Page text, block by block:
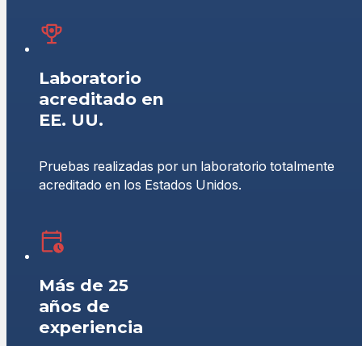
Laboratorio
acreditado en
EE. UU.
Pruebas realizadas por un laboratorio totalmente
acreditado en los Estados Unidos.
Más de 25
años de
experiencia